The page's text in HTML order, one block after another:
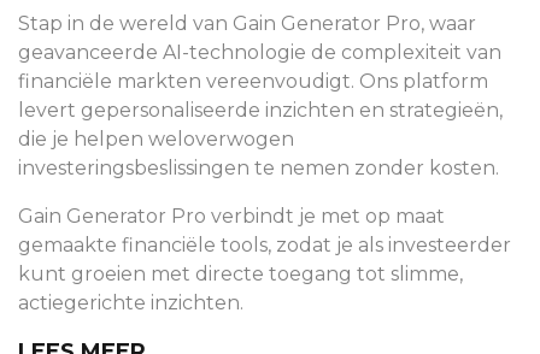
Stap in de wereld van Gain Generator Pro, waar
geavanceerde AI-technologie de complexiteit van
financiële markten vereenvoudigt. Ons platform
levert gepersonaliseerde inzichten en strategieën,
die je helpen weloverwogen
investeringsbeslissingen te nemen zonder kosten.
Gain Generator Pro verbindt je met op maat
gemaakte financiële tools, zodat je als investeerder
kunt groeien met directe toegang tot slimme,
actiegerichte inzichten.